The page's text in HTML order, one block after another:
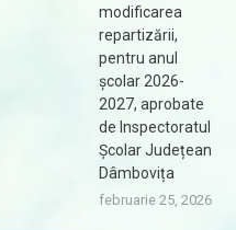
modificarea
repartizării,
pentru anul
școlar 2026-
2027, aprobate
de Inspectoratul
Școlar Județean
Dâmbovița
februarie 25, 2026